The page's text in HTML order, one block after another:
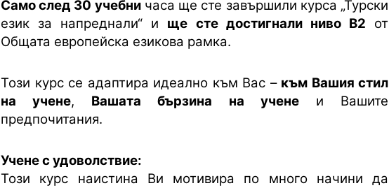
Само след 30 учебничаса ще сте завършили курса „Турски
език за напреднали“ и ще сте достигнали ниво B2 от
Общата европейска езикова рамка.
Този курс се адаптира идеално към Вас – към Вашия стил
на учене, Вашата бързина на ученеи Вашите
предпочитания.
Учене с удоволствие:
Този курс наистина Ви мотивира по много начини да